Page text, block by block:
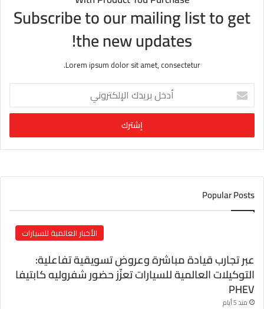
Subscribe to our mailing list to get
the new updates!
Lorem ipsum dolor sit amet, consectetur.
خ
ب
ر
د
ا
ل
ت
ر
و
ن
Popular Posts
الأخبار العالمية للسيارات
عبر تجارب قيادة مباشرة وعروض تسويقية تفاعلية:
التوكيلات العالمية للسيارات تعزّز حضور شفروليه كابتيفا
PHEV
منذ 5 أيام